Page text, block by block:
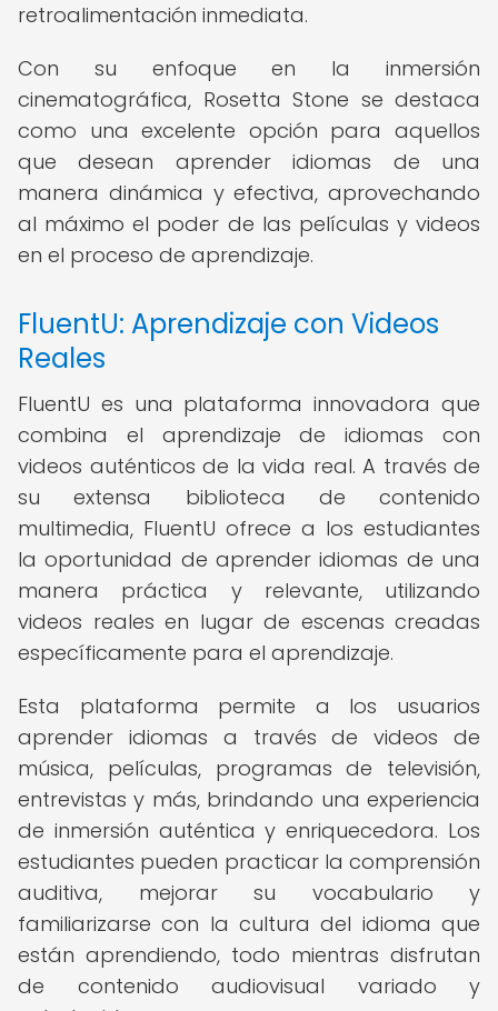
retroalimentación inmediata.
Con su enfoque en la inmersión
cinematográfica, Rosetta Stone se destaca
como una excelente opción para aquellos
que desean aprender idiomas de una
manera dinámica y efectiva, aprovechando
al máximo el poder de las películas y videos
en el proceso de aprendizaje.
FluentU: Aprendizaje con Videos
Reales
FluentU es una plataforma innovadora que
combina el aprendizaje de idiomas con
videos auténticos de la vida real. A través de
su extensa biblioteca de contenido
multimedia, FluentU ofrece a los estudiantes
la oportunidad de aprender idiomas de una
manera práctica y relevante, utilizando
videos reales en lugar de escenas creadas
específicamente para el aprendizaje.
Esta plataforma permite a los usuarios
aprender idiomas a través de videos de
música, películas, programas de televisión,
entrevistas y más, brindando una experiencia
de inmersión auténtica y enriquecedora. Los
estudiantes pueden practicar la comprensión
auditiva, mejorar su vocabulario y
familiarizarse con la cultura del idioma que
están aprendiendo, todo mientras disfrutan
de contenido audiovisual variado y